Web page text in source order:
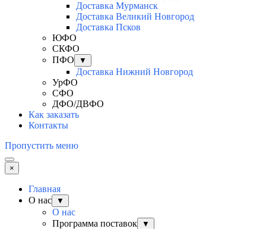
Доставка Мурманск
Доставка Великий Новгород
Доставка Псков
ЮФО
СКФО
ПФО
▼
Доставка Нижний Новгород
УрФО
СФО
ДФО/ДВФО
Как заказать
Контакты
Пропустить меню
×
Главная
О нас
▼
О нас
Программа поставок
▼